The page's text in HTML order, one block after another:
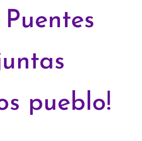
Puentes
pueblo!